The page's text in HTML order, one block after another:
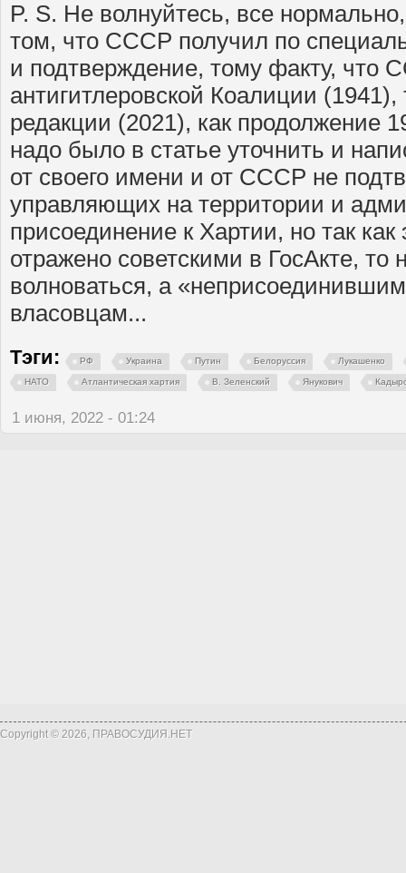
P. S. Не волнуйтесь, все
том, что СССР получил по
и подтверждение, тому факту, что
антигитлеровской Коалиции (1941),
редакции (2021), как продолжение
надо было в статье уточнить и
от своего имени и от СССР не
управляющих на территории и
присоединение к Хартии, но так
отражено советскими в ГосАкте,
волноваться, а
власовцам...
Тэги: РФ Украина Путин Белоруссия Лукашенко
НАТО Атлантическая хартия В. Зеленский Янукович
1 июня, 2022 - 01:24
Copyright © 2026, ПРАВОСУДИЯ.НЕТ